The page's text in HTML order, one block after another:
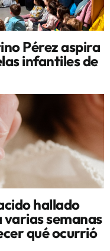
Pérez aspira
infantiles de
hallado
semanas
qué ocurrió